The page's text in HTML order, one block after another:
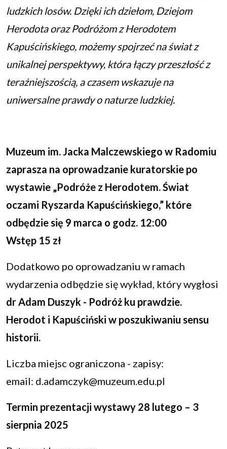
ludzkich losów. Dzięki ich dziełom, Dziejom
Herodota oraz Podróżom z Herodotem
Kapuścińskiego, możemy spojrzeć na świat z
unikalnej perspektywy, która łączy przeszłość z
teraźniejszością, a czasem wskazuje na
uniwersalne prawdy o naturze ludzkiej.
Muzeum im. Jacka Malczewskiego w Radomiu
zaprasza na oprowadzanie kuratorskie po
wystawie „Podróże z Herodotem. Świat
oczami Ryszarda Kapuścińskiego,” które
odbędzie się 9 marca o godz. 12:00
Wstęp 15 zł
Dodatkowo po oprowadzaniu w ramach
wydarzenia odbędzie się wykład, który wygłosi
dr Adam Duszyk - Podróż ku prawdzie.
Herodot i Kapuściński w poszukiwaniu sensu
historii.
Liczba miejsc ograniczona - zapisy:
email: d.adamczyk@muzeum.edu.pl
Termin prezentacji wystawy 28 lutego – 3
sierpnia 2025